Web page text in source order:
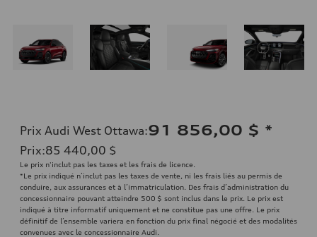
Prix Audi West Ottawa:91 856,00 $ *
Prix:85 440,00 $
Le prix n'inclut pas les taxes et les frais de licence.
*Le prix indiqué n’inclut pas les taxes de vente, ni les frais liés au permis de
conduire, aux assurances et à l’immatriculation. Des frais d’administration du
concessionnaire pouvant atteindre 500 $ sont inclus dans le prix. Le prix est
indiqué à titre informatif uniquement et ne constitue pas une offre. Le prix
définitif de l’ensemble variera en fonction du prix final négocié et des modalités
convenues avec le concessionnaire Audi.